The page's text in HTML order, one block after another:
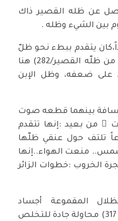
عن ظله القصير ذاك
يتقدم ببطء نحو ظلّ
ابنه، ليقيس به ماتبقى من ظلّه القصير/282) هنا
على ضعفه، وظل الإبن
بينهما قطعه صوت
آت ٍ من بعيد :إنها تتقدم
تلتف حول عنقي ظلّها
منعت الهواء..إنها
ظل شجرة الخروب :خطوات الزائر
المقموعة أجساد
المقاتلين لتصنع ثورة؟/ 317) محاولة جادة للتخلص